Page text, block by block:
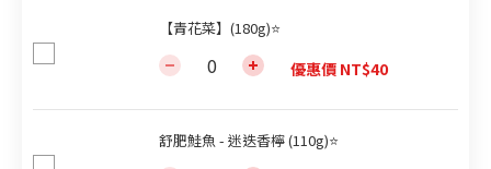
【青花菜】(180g)⭐
優惠價 NT$40
舒肥鮭魚 - 迷迭香檸 (110g)⭐